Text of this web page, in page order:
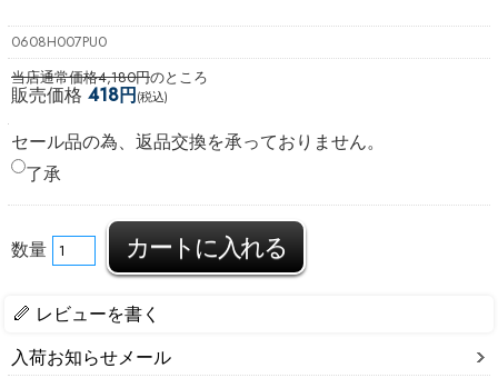
0608H007PU0
当店通常価格4,180円のところ
販売価格 418円(税込)
セール品の為、返品交換を承っておりません。
了承
数量
レビューを書く
入荷お知らせメール